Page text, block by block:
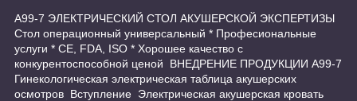
A99-7 ЭЛЕКТРИЧЕСКИЙ СТОЛ АКУШЕРСКОЙ ЭКСПЕРТИЗЫ
Стол операционный универсальный * Професиональные
услуги * CE, FDA, ISO * Хорошее качество с
конкурентоспособной ценой ВНЕДРЕНИЕ ПРОДУКЦИИ A99-7
Гинекологическая электрическая таблица акушерских
осмотров Вступление Электрическая акушерская кровать